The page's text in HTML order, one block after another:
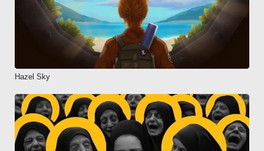
Hazel Sky